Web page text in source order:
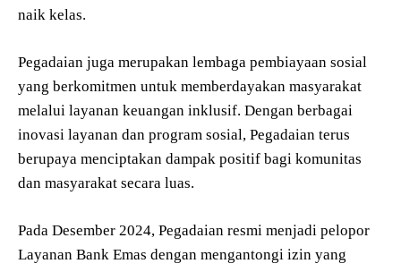
naik kelas.
Pegadaian juga merupakan lembaga pembiayaan sosial
yang berkomitmen untuk memberdayakan masyarakat
melalui layanan keuangan inklusif. Dengan berbagai
inovasi layanan dan program sosial, Pegadaian terus
berupaya menciptakan dampak positif bagi komunitas
dan masyarakat secara luas.
Pada Desember 2024, Pegadaian resmi menjadi pelopor
Layanan Bank Emas dengan mengantongi izin yang